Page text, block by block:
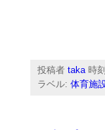
投稿者taka 時
ラベル:体育施